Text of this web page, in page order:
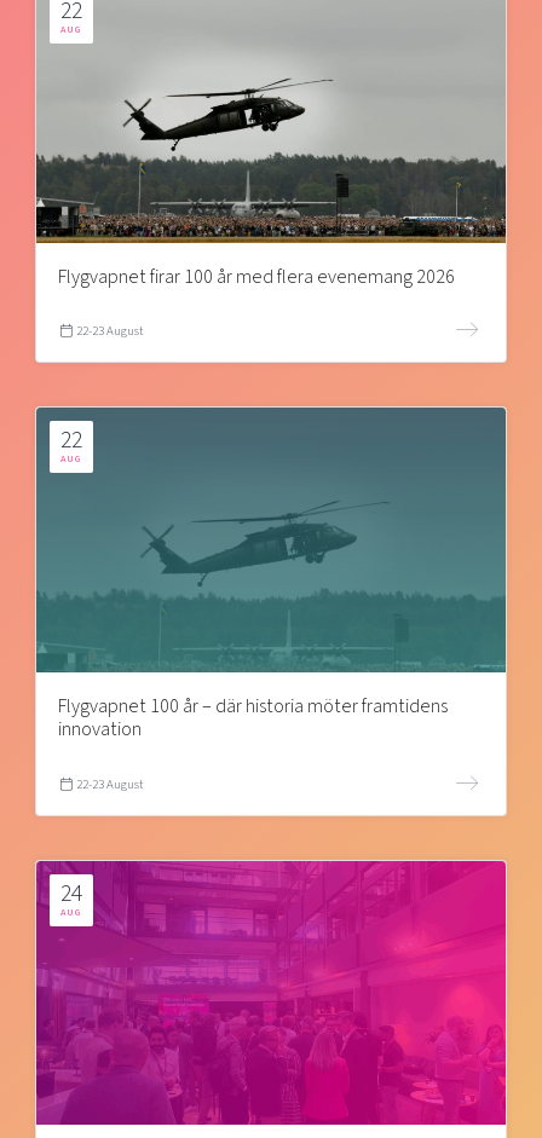
22
AUG
Flygvapnet firar 100 år med flera evenemang 2026
22-23 August
22
AUG
Flygvapnet 100 år – där historia möter framtidens
innovation
22-23 August
24
AUG